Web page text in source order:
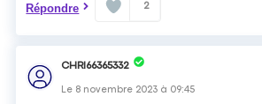
Répondre 2
CHRI66365332
Le 8 novembre 2023 à 09:45